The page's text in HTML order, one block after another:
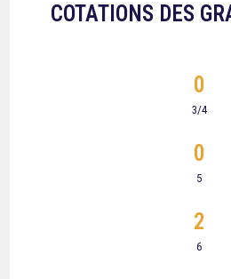
COTATIONS DES
3/4
0
5
0
6
2